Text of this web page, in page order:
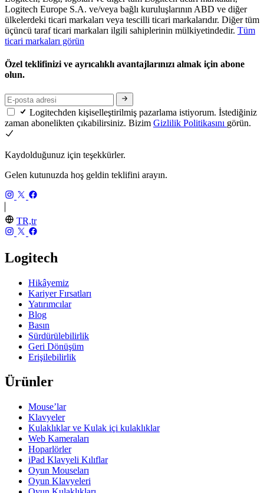
Logitech Europe S.A. ve/veya bağlı kuruluşlarının ABD ve diğer
ülkelerdeki ticari markaları veya tescilli ticari markalarıdır. Diğer tüm
üçüncü taraf ticari markaları ilgili sahiplerinin mülkiyetindedir. Tüm
ticari markaları görün
Özel teklifinizi ve ayrıcalıklı avantajlarınızı almak için abone
olun.
Logitechden kişiselleştirilmiş pazarlama istiyorum. İstediğiniz
zaman abonelikten çıkabilirsiniz. Bizim Gizlilik Politikasını görün.
Kaydolduğunuz için teşekkürler.
Gelen kutunuzda hoş geldin teklifini arayın.
TR,tr
Logitech
Hikâyemiz
Kariyer Fırsatları
Yatırımcılar
Blog
Basın
Sürdürülebilirlik
Geri Dönüşüm
Erişilebilirlik
Ürünler
Mouse’lar
Klavyeler
Kulaklıklar ve Kulak içi kulaklıklar
Web Kameraları
Hoparlörler
iPad Klavyeli Kılıflar
Oyun Mouseları
Oyun Klavyeleri